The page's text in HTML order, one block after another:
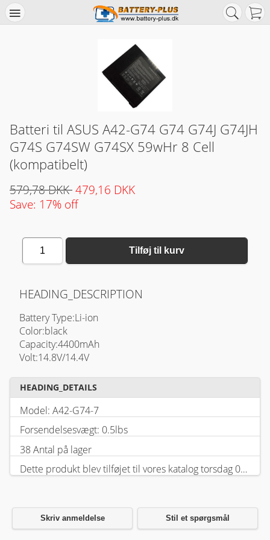
Batteri til ASUS A42-G74 G74 G74J G74JH
G74S G74SW G74SX 59wHr 8 Cell
(kompatibelt)
579,78 DKK479,16 DKK
Save: 17% off
1 Tilføj til kurv
HEADING_DESCRIPTION
Battery Type:Li-ion
Color:black
Capacity:4400mAh
Volt:14.8V/14.4V
HEADING_DETAILS
Model: A42-G74-7
Forsendelsesvægt: 0.5lbs
38 Antal på lager
Dette produkt blev tilføjet til vores katalog torsdag 05 februar, 2026.
Skriv anmeldelse Stil et spørgsmål